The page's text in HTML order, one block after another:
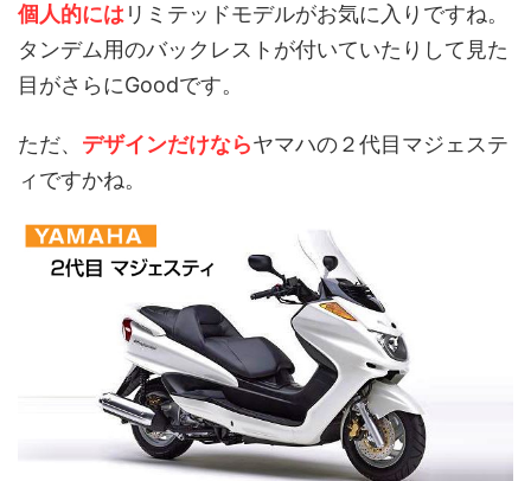
個人的にはリミテッドモデルがお気に入りですね。
タンデム用のバックレストが付いていたりして見た
目がさらにGoodです。
ただ、 デザインだけならヤマハの２代目マジェステ
ィですかね。